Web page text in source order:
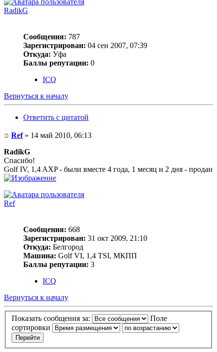
RadikG
Сообщения: 787
Зарегистрирован: 04 сен 2007, 07:39
Откуда: Уфа
Баллы репутации: 0
ICQ
Вернуться к началу
Ответить с цитатой
Ref» 14 май 2010, 06:13
RadikG
Спасибо!
Golf IV, 1,4 AXP - были вместе 4 года, 1 месяц и 2 дня - продан
Ref
Сообщения: 668
Зарегистрирован: 31 окт 2009, 21:10
Откуда: Белгород
Машина: Golf VI, 1,4 TSI, МКПП
Баллы репутации: 3
ICQ
Вернуться к началу
Показать сообщения за:
Поле
сортировки